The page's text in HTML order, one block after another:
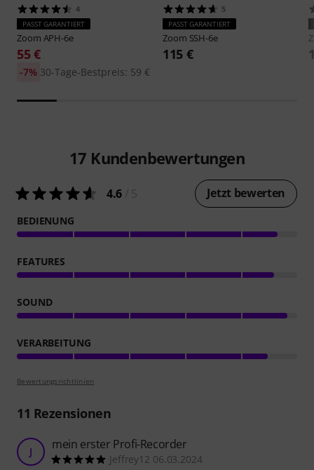
4
PASST GARANTIERT
Zoom APH-6e
55 €
30-Tage-Bestpreis: 59 €
-7%
5
PASST GARANTIERT
Zoom SSH-6e
115 €
17 Kundenbewertungen
4.6 Jetzt bewerten
BEDIENUNG
FEATURES
SOUND
VERARBEITUNG
Bewertungsrichtlinien
11 Rezensionen
J mein erster Profi-Recorder
Jeffrey12 06.03.2024